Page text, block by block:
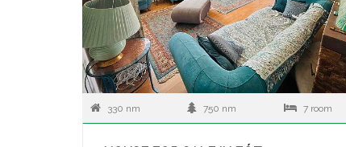
330 nm 750 nm 7 room